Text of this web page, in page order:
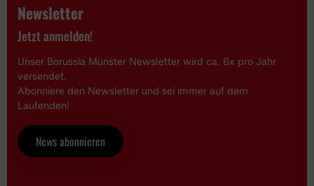
Newsletter
Jetzt anmelden!
Unser Borussia Münster Newsletter wird ca. 6x pro Jahr
versendet.
Abonniere den Newsletter und sei immer auf dem
Laufenden!
News abonnieren